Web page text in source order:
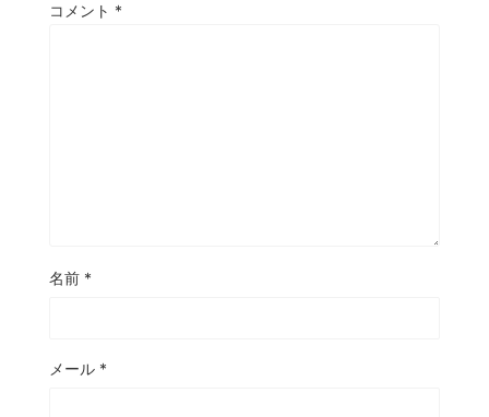
コメント *
名前 *
メール *